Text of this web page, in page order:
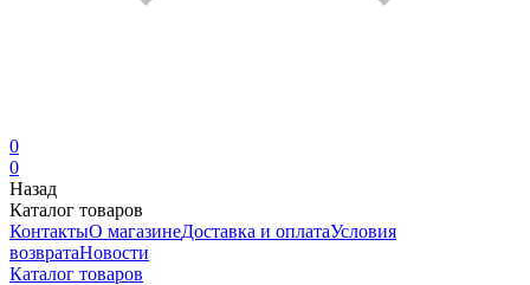
0
0
Назад
Каталог товаров
КонтактыО магазинеДоставка и оплатаУсловия
возвратаНовости
Каталог товаров